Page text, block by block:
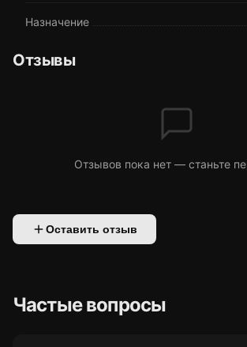
Назначение
Отзывы
Отзывов пока нет — станьте
Оставить отзыв
Частые вопросы